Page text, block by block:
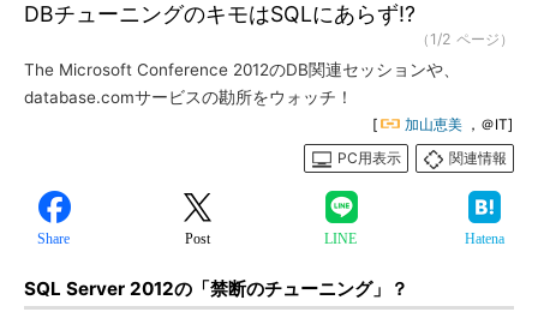
DBチューニングのキモはSQLにあらず!?
（1/2 ページ）
The Microsoft Conference 2012のDB関連セッションや、
database.comサービスの勘所をウォッチ！
[ 加山恵美 ，＠IT]
PC用表示
関連情報
Share Post LINE Hatena
SQL Server 2012の「禁断のチューニング」？